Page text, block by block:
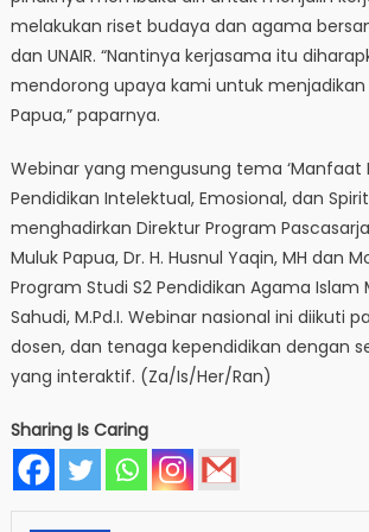
melakukan riset budaya dan agama
dan UNAIR. “Nantinya kerjasama itu
mendorong upaya kami untuk menjadikan
Papua,” paparnya.
Webinar yang mengusung tema ‘Manfaat
Pendidikan Intelektual, Emosional, dan
menghadirkan Direktur Program
Muluk Papua, Dr. H. Husnul Yaqin, MH dan
Program Studi S2 Pendidikan Agama Islam
Sahudi, M.Pd.I. Webinar nasional ini diikuti
dosen, dan tenaga kependidikan dengan
yang interaktif. (Za/Is/Her/Ran)
Sharing Is Caring